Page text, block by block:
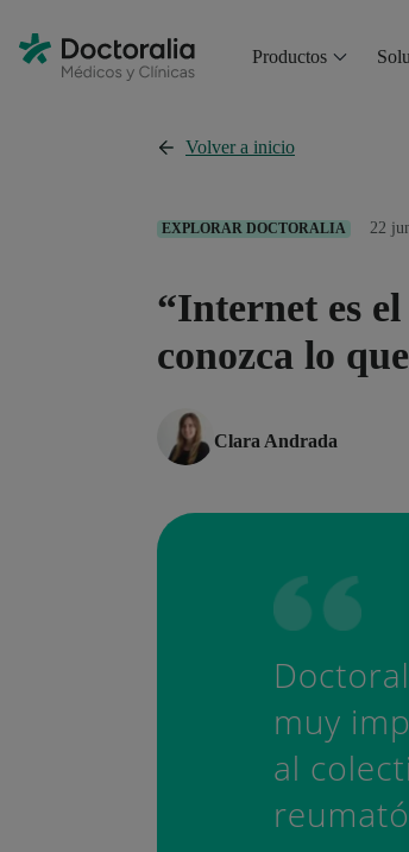
Productos
Volver a inicio
EXPLORAR DOCTORALIA 22
“Internet es
conozca lo
Clara Andrada